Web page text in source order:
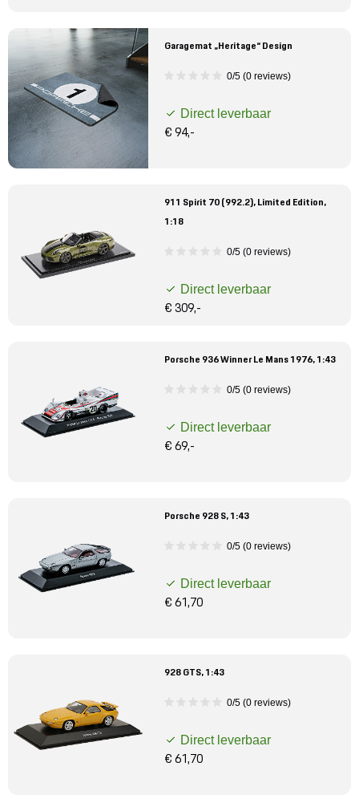
Garagemat „Heritage“ Design
0/5 (0 reviews)
Direct leverbaar
€ 94,-
911 Spirit 70 (992.2), Limited Edition,
1:18
0/5 (0 reviews)
Direct leverbaar
€ 309,-
Porsche 936 Winner Le Mans 1976, 1:43
0/5 (0 reviews)
Direct leverbaar
€ 69,-
Porsche 928 S, 1:43
0/5 (0 reviews)
Direct leverbaar
€ 61,70
928 GTS, 1:43
0/5 (0 reviews)
Direct leverbaar
€ 61,70